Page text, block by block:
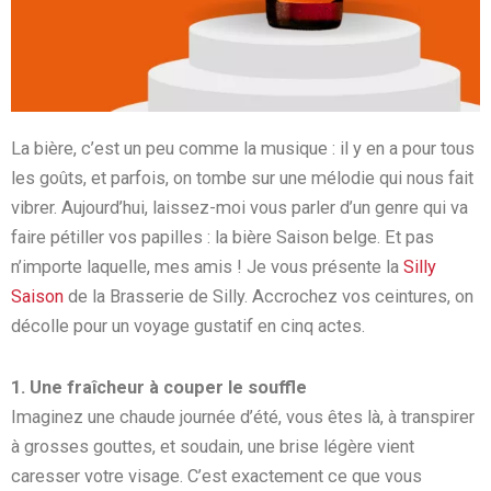
La bière, c’est un peu comme la musique : il y en a pour tous
les goûts, et parfois, on tombe sur une mélodie qui nous fait
vibrer. Aujourd’hui, laissez-moi vous parler d’un genre qui va
faire pétiller vos papilles : la bière Saison belge. Et pas
n’importe laquelle, mes amis ! Je vous présente la Silly
Saison de la Brasserie de Silly. Accrochez vos ceintures, on
décolle pour un voyage gustatif en cinq actes.
1. Une fraîcheur à couper le souffle
Imaginez une chaude journée d’été, vous êtes là, à transpirer
à grosses gouttes, et soudain, une brise légère vient
caresser votre visage. C’est exactement ce que vous